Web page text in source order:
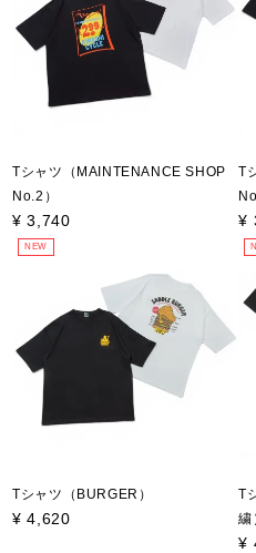
Tシャツ（MAINTENANCE SHOP
No.2）
¥ 3,740
T
¥
NEW
Tシャツ（BURGER）
¥ 4,620
T
繍
¥